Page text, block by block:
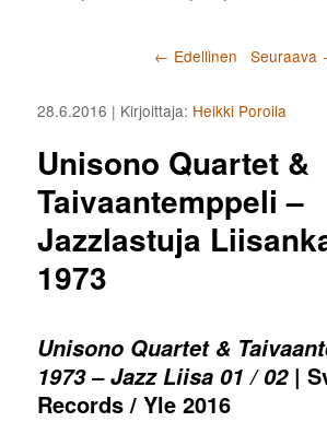
Artikkelien selaus
← Edellinen Seuraava
Unisono Quartet &
Taivaantemppeli –
Jazzlastuja
1973
28.6.2016 | Kirjoittaja: Heikki Poroila
Unisono Quartet &
1973 – Jazz Liisa 01 / 02|
Records / Yle 2016